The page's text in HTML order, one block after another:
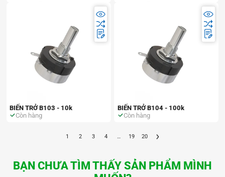
BIẾN TRỞ B103 - 10k
Còn hàng
BIẾN TRỞ B104 - 100k
Còn hàng
1 2 3 4 … 19 20
BẠN CHƯA TÌM THẤY SẢN PHẨM MÌNH